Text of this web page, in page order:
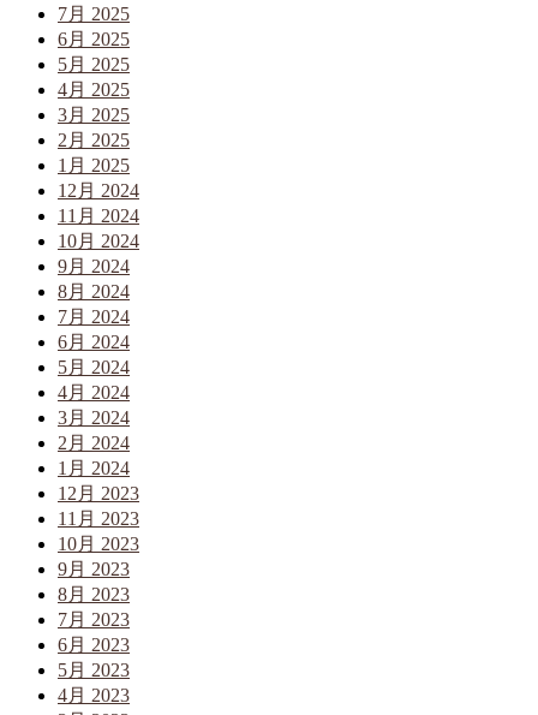
7月 2025
6月 2025
5月 2025
4月 2025
3月 2025
2月 2025
1月 2025
12月 2024
11月 2024
10月 2024
9月 2024
8月 2024
7月 2024
6月 2024
5月 2024
4月 2024
3月 2024
2月 2024
1月 2024
12月 2023
11月 2023
10月 2023
9月 2023
8月 2023
7月 2023
6月 2023
5月 2023
4月 2023